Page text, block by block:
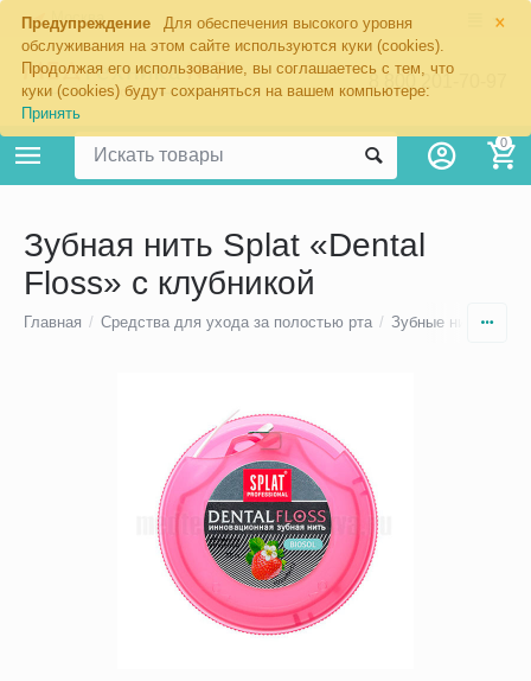
×
Предупреждение
Для обеспечения высокого уровня
обслуживания на этом сайте используются куки (cookies).
Продолжая его использование, вы соглашаетесь с тем, что
куки (cookies) будут сохраняться на вашем компьютере:
Принять
Москва
8 800 201-70-97
0
Зубная нить Splat «Dental
Floss» с клубникой
Главная / Средства для ухода за полостью рта / Зубные нити